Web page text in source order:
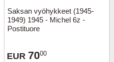
Saksan vyöhykkeet (1945-
1949) 1945 - Michel 6z -
Postituore
EUR 7000